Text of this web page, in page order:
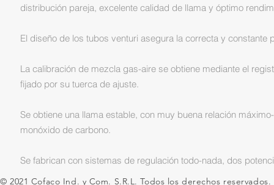
distribución pareja, excelente calidad de llama y óptimo
El diseño de los tubos venturi asegura la correcta y
La calibración de mezcla gas-aire se obtiene mediante el
fijado por su tuerca de ajuste.
Se obtiene una llama estable, con muy buena relación
monóxido de carbono.
Se fabrican con sistemas de regulación todo-nada, dos
© 2021 Cofaco Ind. y Com. S.R.L. Todos los derechos reservados.